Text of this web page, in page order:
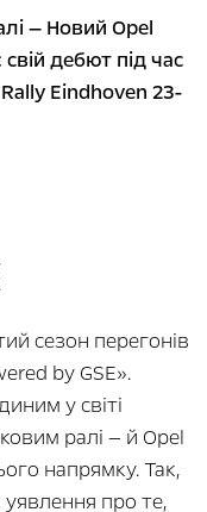
— Новий Opel
дебют під час
Eindhoven 23-
сезон перегонів
by GSE».
у світі
ралі — й Opel
напрямку. Так,
про те,